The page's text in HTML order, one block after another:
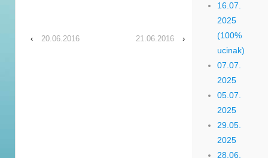
‹ 20.06.2016 21.06.2016 ›
16.07.
2025
(100%
ucinak)
07.07.
2025
05.07.
2025
29.05.
2025
28.06.